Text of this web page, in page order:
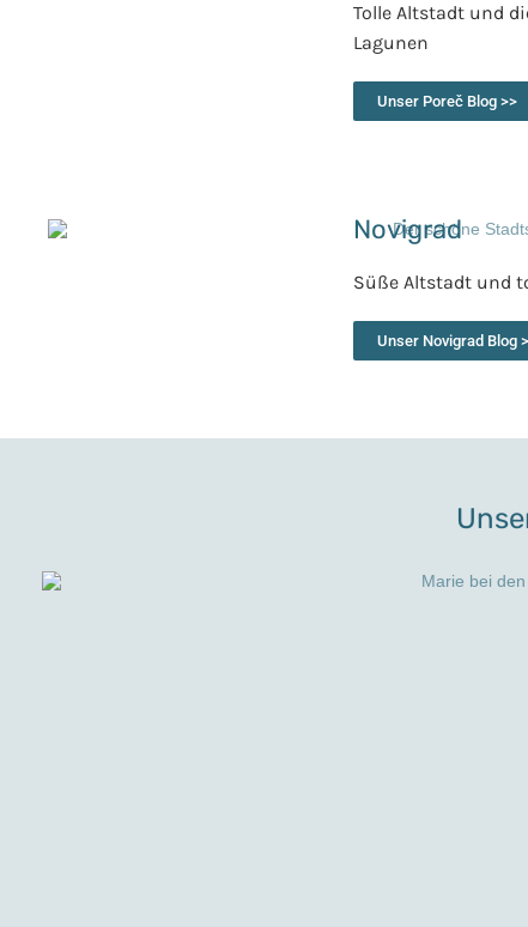
Tolle Altstadt und
Lagunen
Unser Poreč Blog >>
Novigrad
Süße Altstadt und
Unser Novigrad Blog